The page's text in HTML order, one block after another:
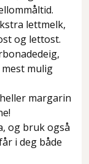
lettmelk,
og lettost.
mulig
margarin
og bruk også
i deg både